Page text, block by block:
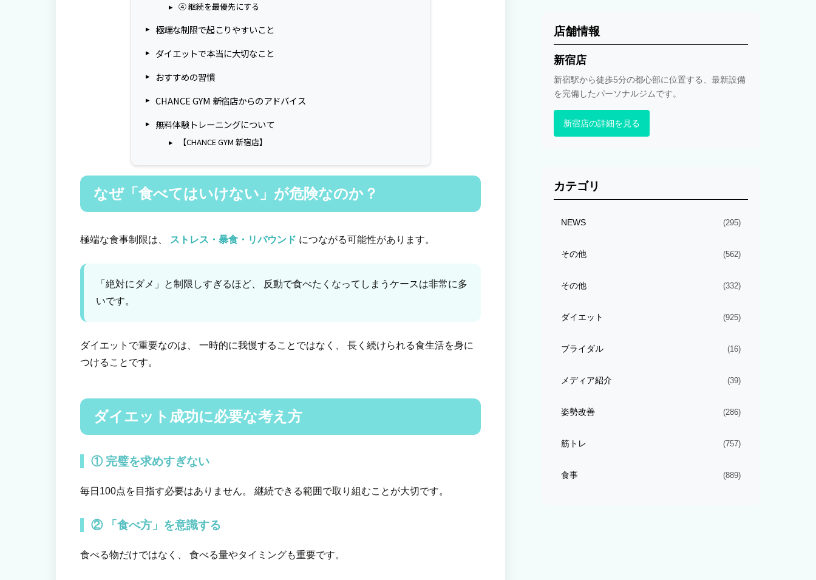
④ 継続を最優先にする
極端な制限で起こりやすいこと
ダイエットで本当に大切なこと
おすすめの習慣
CHANCE GYM 新宿店からのアドバイス
無料体験トレーニングについて
【CHANCE GYM 新宿店】
なぜ「食べてはいけない」が危険なのか？
極端な食事制限は、 ストレス・暴食・リバウンド につながる可能性があります。
「絶対にダメ」と制限しすぎるほど、 反動で食べたくなってしまうケースは非常に多
いです。
ダイエットで重要なのは、 一時的に我慢することではなく、 長く続けられる食生活を身に
つけることです。
ダイエット成功に必要な考え方
① 完璧を求めすぎない
毎日100点を目指す必要はありません。 継続できる範囲で取り組むことが大切です。
② 「食べ方」を意識する
食べる物だけではなく、 食べる量やタイミングも重要です。
店舗情報
新宿店
新宿駅から徒歩5分の都心部に位置する、最新設備
を完備したパーソナルジムです。
新宿店の詳細を見る
カテゴリ
NEWS (295)
その他 (562)
その他 (332)
ダイエット (925)
ブライダル (16)
メディア紹介 (39)
姿勢改善 (286)
筋トレ (757)
食事 (889)